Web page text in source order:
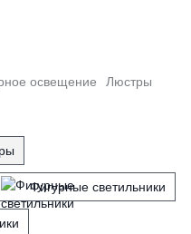
освещение Люстры
Фигурные светильники